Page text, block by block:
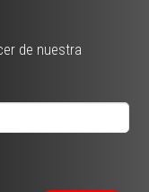
de nuestra